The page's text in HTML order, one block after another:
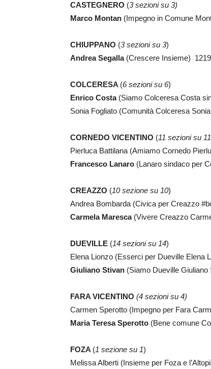
CASTEGNERO (3 sezioni su 3)
Marco Montan (Impegno in Comune
CHIUPPANO (3 sezioni su 3)
Andrea Segalla(Crescere Insieme)
COLCERESA (6 sezioni su 6)
Enrico Costa(Siamo Colceresa Costa
Sonia Fogliato (Comunità Colceresa
CORNEDO VICENTINO (11 sezioni su 11
Pierluca Battilana (Amiamo Cornedo
Francesco Lanaro (Lanaro sindaco per
CREAZZO (10 sezione su 10)
Andrea Bombarda (Civica per Creazzo
Carmela Maresca(Vivere Creazzo
DUEVILLE (14 sezioni su 14)
Elena Lionzo (Esserci per Dueville Elena
Giuliano Stivan (Siamo Dueville
FARA VICENTINO (4 sezioni su 4)
Carmen Sperotto (Impegno per Fara
Maria Teresa Sperotto (Bene comune
FOZA (1 sezione su 1)
Melissa Alberti (Insieme per Foza e